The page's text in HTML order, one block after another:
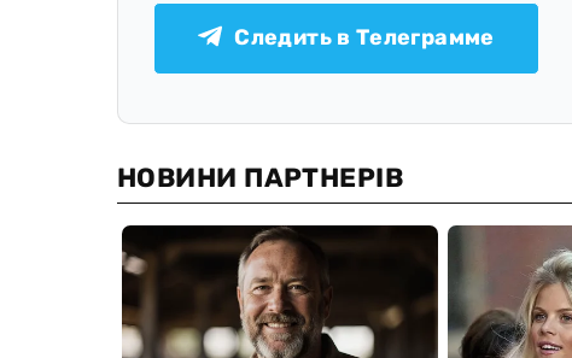
Следить в Телеграмме